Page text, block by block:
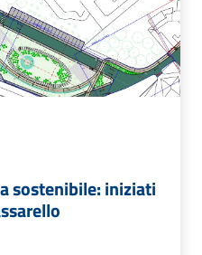
sostenibile: iniziati